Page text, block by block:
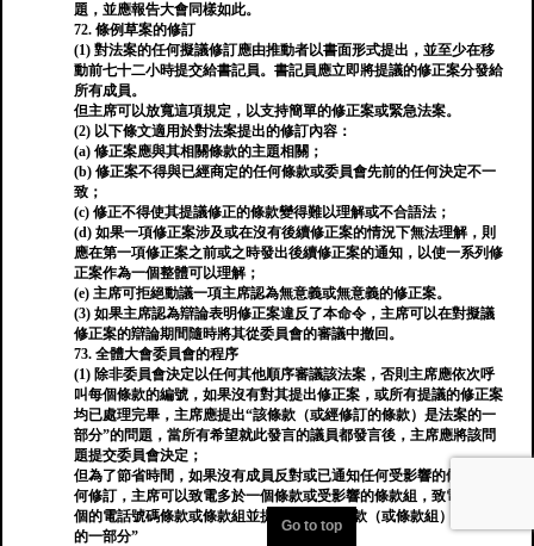
題，並應報告大會同樣如此。
72. 條例草案的修訂
(1) 對法案的任何擬議修訂應由推動者以書面形式提出，並至少在移
動前七十二小時提交給書記員。書記員應立即將提議的修正案分發給
所有成員。
但主席可以放寬這項規定，以支持簡單的修正案或緊急法案。
(2) 以下條文適用於對法案提出的修訂內容：
(a) 修正案應與其相關條款的主題相關；
(b) 修正案不得與已經商定的任何條款或委員會先前的任何決定不一
致；
(c) 修正不得使其提議修正的條款變得難以理解或不合語法；
(d) 如果一項修正案涉及或在沒有後續修正案的情況下無法理解，則
應在第一項修正案之前或之時發出後續修正案的通知，以使一系列修
正案作為一個整體可以理解；
(e) 主席可拒絕動議一項主席認為無意義或無意義的修正案。
(3) 如果主席認為辯論表明修正案違反了本命令，主席可以在對擬議
修正案的辯論期間隨時將其從委員會的審議中撤回。
73. 全體大會委員會的程序
(1) 除非委員會決定以任何其他順序審議該法案，否則主席應依次呼
叫每個條款的編號，如果沒有對其提出修正案，或所有提議的修正案
均已處理完畢，主席應提出“該條款（或經修訂的條款）是法案的一
部分”的問題，當所有希望就此發言的議員都發言後，主席應將該問
題提交委員會決定；
但為了節省時間，如果沒有成員反對或已通知任何受影響的條款的任
何修訂，主席可以致電多於一個條款或受影響的條款組，致電多於一
個的電話號碼條款或條款組並提出問題“該條款（或條款組）是法案
的一部分”
Go to top